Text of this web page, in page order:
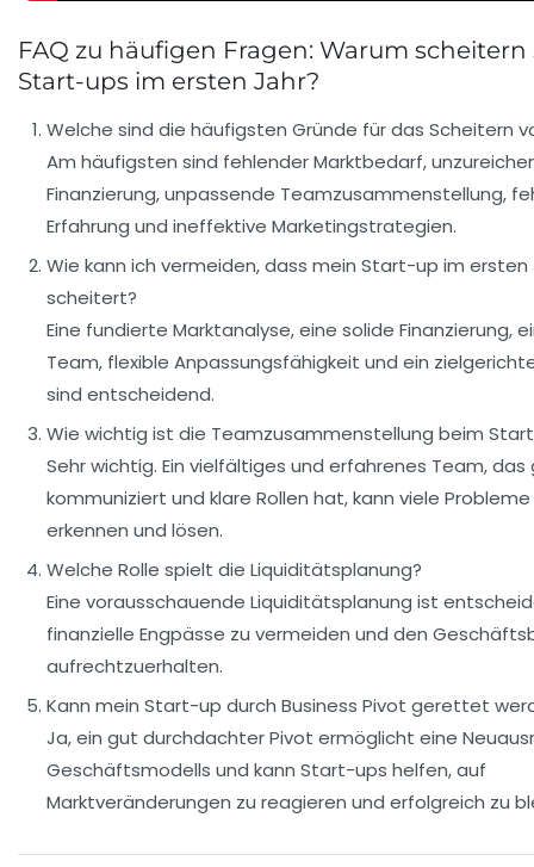
FAQ zu häufigen Fragen: Warum scheitern
Start-ups im ersten Jahr?
Welche sind die häufigsten Gründe für das Scheitern
Am häufigsten sind fehlender Marktbedarf,
Finanzierung, unpassende Teamzusammenstellung,
Erfahrung und ineffektive Marketingstrategien.
Wie kann ich vermeiden, dass mein Start-up im ersten
scheitert?
Eine fundierte Marktanalyse, eine solide Finanzierung,
Team, flexible Anpassungsfähigkeit und ein
sind entscheidend.
Wie wichtig ist die Teamzusammenstellung beim
Sehr wichtig. Ein vielfältiges und erfahrenes Team, das
kommuniziert und klare Rollen hat, kann viele
erkennen und lösen.
Welche Rolle spielt die Liquiditätsplanung?
Eine vorausschauende Liquiditätsplanung ist
finanzielle Engpässe zu vermeiden und den
aufrechtzuerhalten.
Kann mein Start-up durch Business Pivot gerettet
Ja, ein gut durchdachter Pivot ermöglicht eine
Geschäftsmodells und kann Start-ups helfen, auf
Marktveränderungen zu reagieren und erfolgreich zu